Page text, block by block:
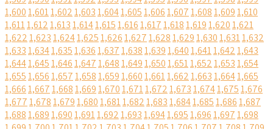
1,6001,6011,6021,6031,6041,6051,6061,6071,6081,6091,610
1,6111,6121,6131,6141,6151,6161,6171,6181,6191,6201,621
1,6221,6231,6241,6251,6261,6271,6281,6291,6301,6311,632
1,6331,6341,6351,6361,6371,6381,6391,6401,6411,6421,643
1,6441,6451,6461,6471,6481,6491,6501,6511,6521,6531,654
1,6551,6561,6571,6581,6591,6601,6611,6621,6631,6641,665
1,6661,6671,6681,6691,6701,6711,6721,6731,6741,6751,676
1,6771,6781,6791,6801,6811,6821,6831,6841,6851,6861,687
1,6881,6891,6901,6911,6921,6931,6941,6951,6961,6971,698